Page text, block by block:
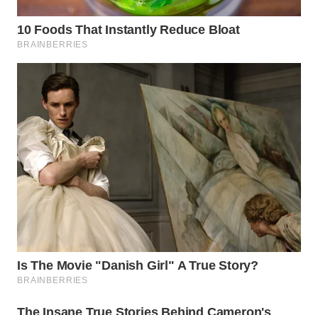
WN
KARAWANG
WN
BEKASI
WN
BOGOR
WN
DEPOK
TAPANULI
UTARA
WN